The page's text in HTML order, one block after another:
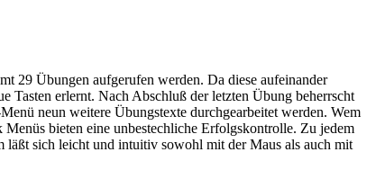
29 Übungen aufgerufen werden. Da diese aufeinander
Tasten erlernt. Nach Abschluß der letzten Übung beherrscht
neun weitere Übungstexte durchgearbeitet werden. Wem
bieten eine unbestechliche Erfolgskontrolle. Zu jedem
sich leicht und intuitiv sowohl mit der Maus als auch mit